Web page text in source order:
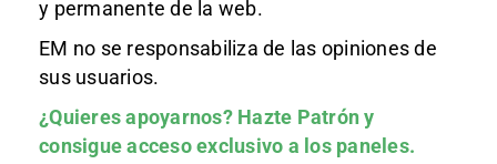
y permanente de la web.
EM no se responsabiliza de las opiniones de
sus usuarios.
¿Quieres apoyarnos? Hazte Patróny
consigue acceso exclusivo a los paneles.